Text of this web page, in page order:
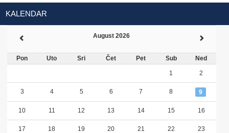
KALENDAR
August 2026
Pon Uto Sri Čet Pet Sub Ned
1 2
3 4 5 6 7 8 9
10 11 12 13 14 15 16
17 18 19 20 21 22 23